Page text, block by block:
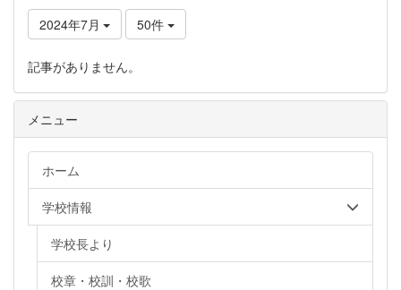
2024年7月 50件
記事がありません。
メニュー
ホーム
学校情報
学校長より
校章・校訓・校歌